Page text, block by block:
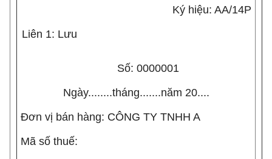
Ký hiệu: AA/14P
Liên 1: Lưu
Số: 0000001
Ngày........tháng.......năm 20....
Đơn vị bán hàng: CÔNG TY TNHH A
Mã số thuế: